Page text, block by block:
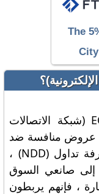
التعريف البسيط هو أن وسطاء ECN (شبكة الاتصالات
عروض منافسة ضد
بعضهم البعض. إنهم وسطاء بدون غرفة تداول (NDD) ،
إلى صانعي السوق
، فإنهم يربطون